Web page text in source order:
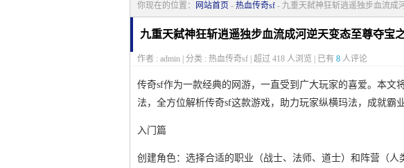
你现在的位置： 网站首页 - 热血传奇sf - 九重天弑神狂斩逍遥独步血流成
九重天弑神狂斩逍遥独步血流成河逆天变态至尊夺宝
作者 : admin | 分类 : 热血传奇sf | 超过 418 人浏览 | 已有 8 人评论
传奇sf作为一款经典的网游，一直受到广大玩家的喜爱。本文
法，全方位解析传奇sf这款游戏，助力玩家纵横玛法，成就霸业
入门篇
创建角色：选择合适的职业（战士、法师、道士）和阵营（人